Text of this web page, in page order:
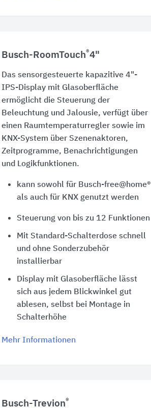
Busch-RoomTouch®4"
Das sensorgesteuerte kapazitive 4"-
IPS-Display mit Glasoberfläche
ermöglicht die Steuerung der
Beleuchtung und Jalousie, verfügt über
einen Raumtemperaturregler sowie im
KNX-System über Szenenaktoren,
Zeitprogramme, Benachrichtigungen
und Logikfunktionen.
kann sowohl für Busch-free@home®
als auch für KNX genutzt werden
Steuerung von bis zu 12 Funktionen
Mit Standard-Schalterdose schnell
und ohne Sonderzubehör
installierbar
Display mit Glasoberfläche lässt
sich aus jedem Blickwinkel gut
ablesen, selbst bei Montage in
Schalterhöhe
Mehr Informationen
Busch-Trevion®